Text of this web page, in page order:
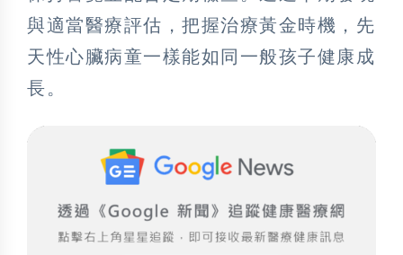
與適當醫療評估，把握治療黃金時機，先
天性心臟病童一樣能如同一般孩子健康成
長。